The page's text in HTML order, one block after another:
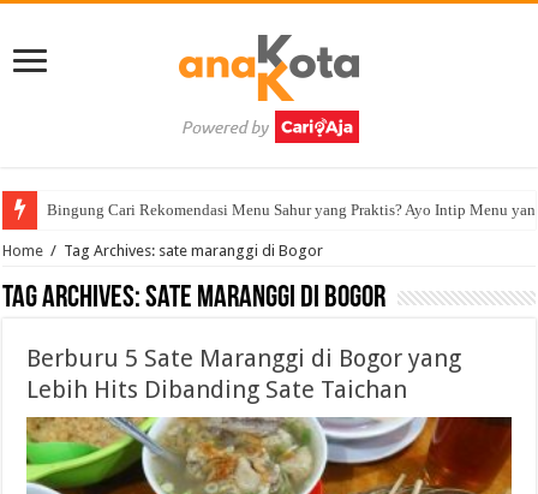
Bingung Cari Rekomendasi Menu Sahur yang Praktis? Ayo Intip Menu
Home / Tag Archives: sate maranggi di Bogor
Tag Archives:sate maranggi di Bogor
Berburu 5 Sate Maranggi di Bogor yang
Lebih Hits Dibanding Sate Taichan